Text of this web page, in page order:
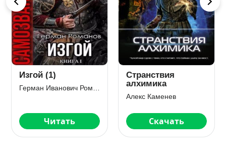
Ник. Землянин.
Том 1
Скачать
Ник. Беглец
Анджей Ясинский
Скачать